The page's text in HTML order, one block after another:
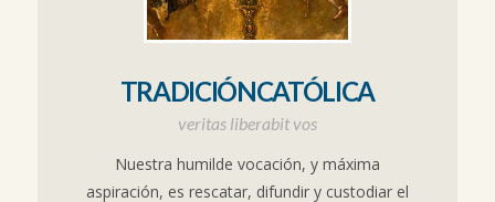
TRADICIÓNCATÓLICA
veritas liberabit vos
Nuestra humilde vocación, y máxima
aspiración, es rescatar, difundir y custodiar el